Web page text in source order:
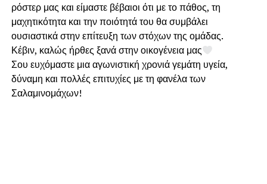
ρόστερ μας και είμαστε βέβαιοι ότι με το πάθος, τη
μαχητικότητα και την ποιότητά του θα συμβάλει
ουσιαστικά στην επίτευξη των στόχων της ομάδας.
Κέβιν, καλώς ήρθες ξανά στην οικογένεια μας
Σου ευχόμαστε μια αγωνιστική χρονιά γεμάτη υγεία,
δύναμη και πολλές επιτυχίες με τη φανέλα των
Σαλαμινομάχων!